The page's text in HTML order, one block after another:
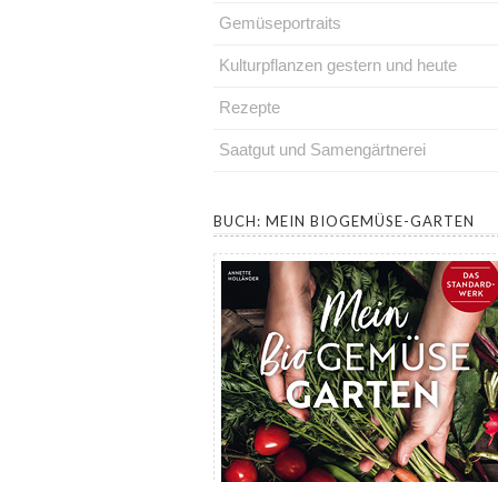
Gemüseportraits
Kulturpflanzen gestern und heute
Rezepte
Saatgut und Samengärtnerei
BUCH: MEIN BIOGEMÜSE-GARTEN